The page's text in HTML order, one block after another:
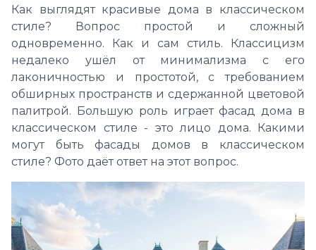
Как выглядят красивые дома в классическом
стиле? Вопрос простой и сложный
одновременно. Как и сам стиль. Классицизм
недалеко ушёл от минимализма с его
лаконичностью и простотой, с требованием
обширных пространств и сдержанной цветовой
палитрой. Большую роль играет фасад дома в
классическом стиле - это лицо дома. Какими
могут быть фасады домов в классическом
стиле? Фото даёт ответ на этот вопрос.